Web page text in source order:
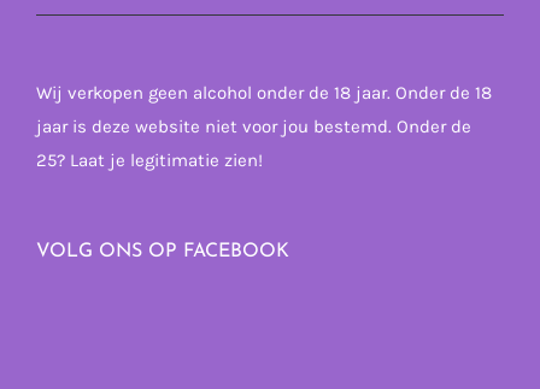
Wij verkopen geen alcohol onder de 18 jaar. Onder de 18
jaar is deze website niet voor jou bestemd. Onder de
25? Laat je legitimatie zien!
VOLG ONS OP FACEBOOK